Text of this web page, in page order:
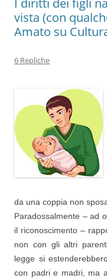
I diritti dei figli
vista (con
Amato su
6 Repliche
da una coppia non
Paradossalmente – ad
il riconoscimento –
non con gli altri
legge si
con padri e madri, ma